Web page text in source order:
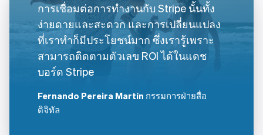
การเชื่อมต่อการทำงานกับ Stripe นั้นทั้ง
ง่ายดายและสะดวก และการเปลี่ยนแปลง
ที่เราทำก็มีประโยชน์มาก ซึ่งเรารู้เพราะ
สามารถติดตามตัวเลข ROI ได้ในแดช
บอร์ด Stripe
Fernando Pereira Martín กรรมการฝ่ายสื่อ
ดิจิทัล